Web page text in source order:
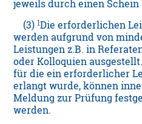
jeweils durch einen Schein
(3)1Die erforderlichen
werden aufgrund von
Leistungen z.B. in
oder Kolloquien
für die ein erforderlicher
erlangt wurde, können
Meldung zur Prüfung
werden.